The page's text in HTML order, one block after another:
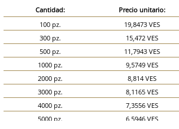
Cantidad: Precio unitario:
100 pz.
19,8473 VES
300 pz.
15,472 VES
500 pz.
11,7943 VES
1000 pz.
9,5749 VES
2000 pz.
8,814 VES
3000 pz.
8,1165 VES
4000 pz.
7,3556 VES
5000 pz.
6,5946 VES